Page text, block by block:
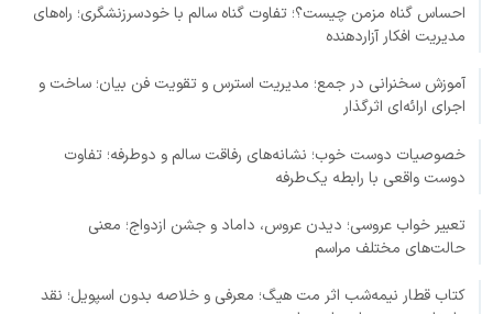
احساس گناه مزمن چیست؟؛ تفاوت گناه سالم با خودسرزنشگری؛ راه‌های
مدیریت افکار آزاردهنده
آموزش سخنرانی در جمع؛ مدیریت استرس و تقویت فن بیان؛ ساخت و
اجرای ارائه‌ای اثرگذار
خصوصیات دوست خوب؛ نشانه‌های رفاقت سالم و دوطرفه؛ تفاوت
دوست واقعی با رابطه یک‌طرفه
تعبیر خواب عروسی؛ دیدن عروس، داماد و جشن ازدواج؛ معنی
حالت‌های مختلف مراسم
کتاب قطار نیمه‌شب اثر مت هیگ؛ معرفی و خلاصه بدون اسپویل؛ نقد